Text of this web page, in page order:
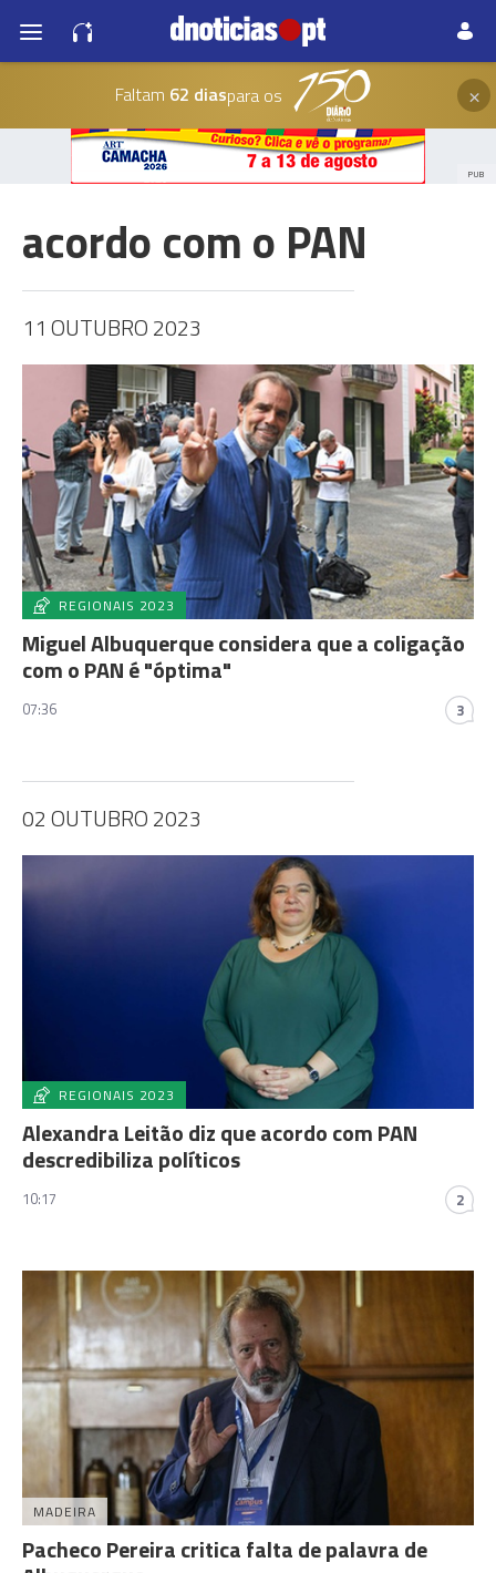
Faltam 62 diaspara os ×
PUB
acordo com o PAN
11 OUTUBRO 2023
REGIONAIS 2023
Miguel Albuquerque considera que a coligação
com o PAN é "óptima"
07:36 3
02 OUTUBRO 2023
REGIONAIS 2023
Alexandra Leitão diz que acordo com PAN
descredibiliza políticos
10:17 2
MADEIRA
Pacheco Pereira critica falta de palavra de